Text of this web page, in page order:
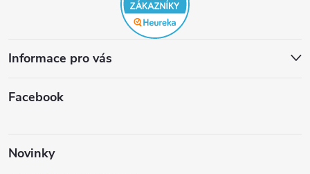
Informace pro vás
Facebook
Novinky